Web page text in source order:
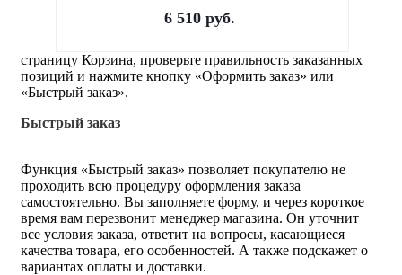
6 510 руб.
страницу Корзина, проверьте правильность заказанных
позиций и нажмите кнопку «Оформить заказ» или
«Быстрый заказ».
Быстрый заказ
Функция «Быстрый заказ» позволяет покупателю не
проходить всю процедуру оформления заказа
самостоятельно. Вы заполняете форму, и через короткое
время вам перезвонит менеджер магазина. Он уточнит
все условия заказа, ответит на вопросы, касающиеся
качества товара, его особенностей. А также подскажет о
вариантах оплаты и доставки.